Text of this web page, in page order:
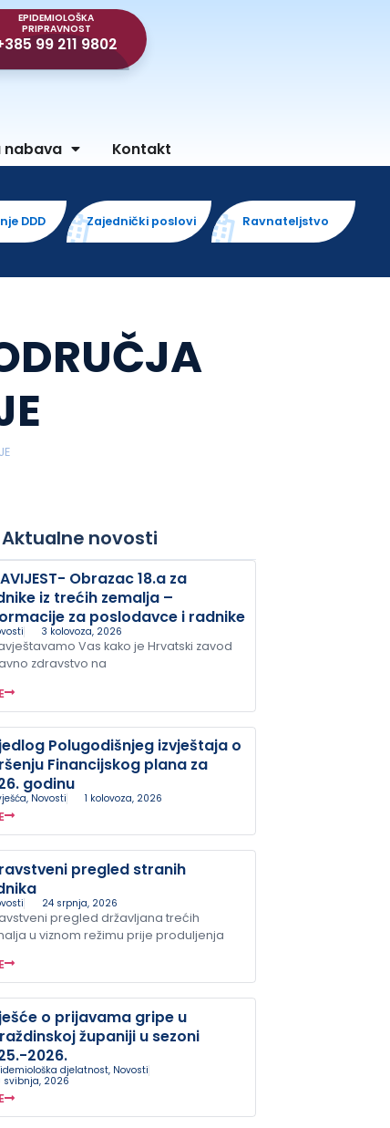
EPIDEMIOLOŠKA
PRIPRAVNOST
99 211 9802
nabava Kontakt
DDD Zajednički poslovi Ravnateljstvo
Aktualne novosti
Obrazac 18.a za
iz trećih zemalja –
za poslodavce i radnike
3 kolovoza, 2026
Vas kako je Hrvatski zavod
zdravstvo na
Polugodišnjeg izvještaja o
Financijskog plana za
godinu
, Novosti 1 kolovoza, 2026
pregled stranih
24 srpnja, 2026
pregled državljana trećih
u viznom režimu prije produljenja
o prijavama gripe u
županiji u sezoni
2026.
djelatnost, Novosti
svibnja, 2026